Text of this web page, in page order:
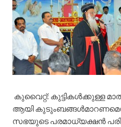
കുവൈറ്റ്‌: കുട്ടികൾക്കുള്ള
ആയി
സഭയുടെ പരമാധ്യക്ഷൻ